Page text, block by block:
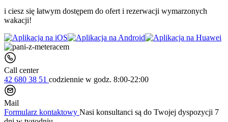
i ciesz się łatwym dostępem do ofert i rezerwacji wymarzonych
wakacji!
Call center
42 680 38 51 codziennie w godz. 8:00-22:00
Mail
Formularz kontaktowy Nasi konsultanci są do Twojej dyspozycji 7